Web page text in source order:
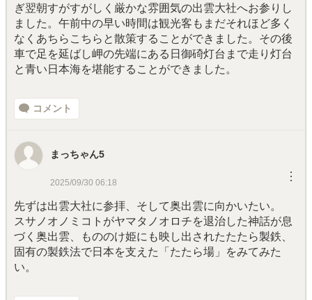
ぎ翌朝すがすがしく厳かな雰囲気の出雲大社へお参りし
ました。午前中の早い時間は観光客もまだそれほど多く
なくあちらこちらと散策することができました。その後
車で足を延ばし岬の先端にある日御碕灯台まで走り灯台
と青い日本海を堪能することができました。
コメント
まっちゃん5
2025/09/30 06:18 ︙
先ずは出雲大社に参拝、そして奥出雲に向かいたい。
スサノオノミコトがヤマタノオロチを退治した神話が息
づく奥出雲、もののけ姫にも映し出されたたたら製鉄、
固有の製鉄法で日本を支えた「たたら場」をみてみた
い。